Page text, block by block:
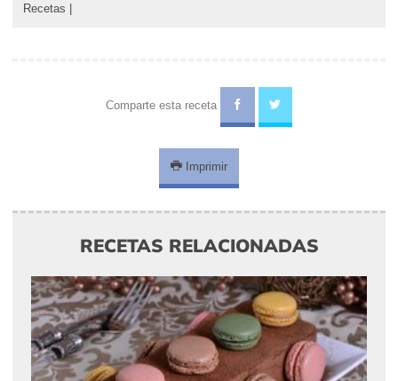
Recetas |
Comparte esta receta
Imprimir
RECETAS RELACIONADAS